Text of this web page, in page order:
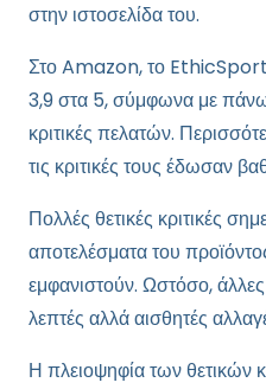
στην ιστοσελίδα του.
Στο Amazon, το
3,9 στα 5, σύμφωνα με
κριτικές πελατών.
τις κριτικές τους έδωσαν
Πολλές θετικές κριτικές
αποτελέσματα του
εμφανιστούν. Ωστόσο, άλλες
λεπτές αλλά αισθητές
Η πλειοψηφία των θετικών